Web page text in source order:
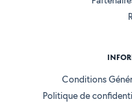
Conditions
Politique de